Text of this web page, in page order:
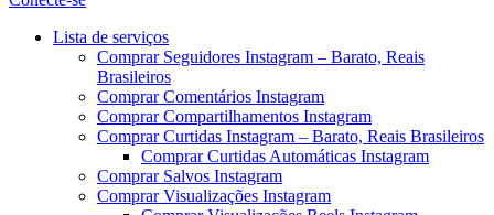
Menu
Lista de serviços
Comprar Seguidores Instagram – Barato, Reais
Brasileiros
Comprar Comentários Instagram
Comprar Compartilhamentos Instagram
Comprar Curtidas Instagram – Barato, Reais Brasileiros
Comprar Curtidas Automáticas Instagram
Comprar Salvos Instagram
Comprar Visualizações Instagram